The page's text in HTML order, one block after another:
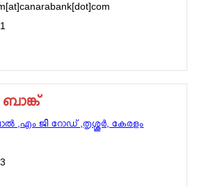
ബാങ്ക്
,എം ജി റോഡ് ,തൃശ്ശൂർ, കേരളം